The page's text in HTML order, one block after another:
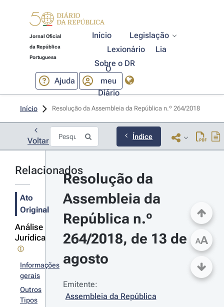
Jornal Oficial
da República
Portuguesa
Início
Legislação
Lexionário
Lia
Sobre o DR
Ajuda
O
meu
Diário
Início Resolução da Assembleia da República n.º 264/2018
Voltar Índice
Relacionados
Ato
Original
Análise
Jurídica
Informações
gerais
Outros
Tipos
Resolução da
Assembleia da
República n.º
264/2018, de 13 de
agosto
Emitente:
Assembleia da República
AA